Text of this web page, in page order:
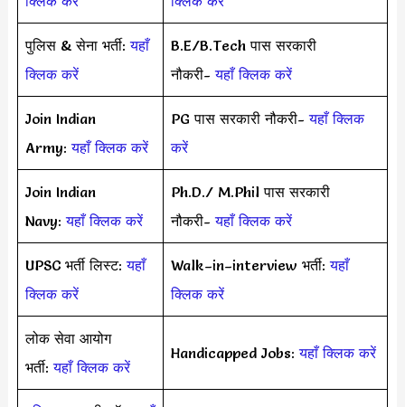
पुलिस & सेना भर्ती:यहाँ
क्लिक करें
B.E/B.Tech पास सरकारी
नौकरी-यहाँ क्लिक करें
Join Indian
Army:यहाँ क्लिक करें
PG पास सरकारी नौकरी-यहाँ क्लिक
करें
Join Indian
Navy:यहाँ क्लिक करें
Ph.D./ M.Phil पास सरकारी
नौकरी-यहाँ क्लिक करें
UPSC भर्ती लिस्ट:यहाँ
क्लिक करें
Walk–in–interview भर्ती:यहाँ
क्लिक करें
लोक सेवा आयोग
भर्ती:यहाँ क्लिक करें
Handicapped Jobs:यहाँ क्लिक करें